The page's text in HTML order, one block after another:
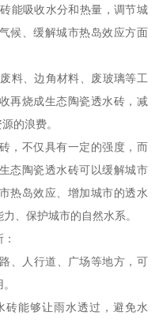
能吸收水分和热量，调节城
候、缓解城市热岛效应方面
料、边角材料、废玻璃等工
再烧成生态陶瓷透水砖，减
的浪费。
，不仅具有一定的强度，而
态陶瓷透水砖可以缓解城市
热岛效应、增加城市的透水
、保护城市的自然水系。
、人行道、广场等地方，可
砖能够让雨水透过，避免水